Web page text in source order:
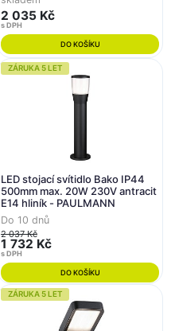
2 035 Kč
s DPH
DO KOŠÍKU
ZÁRUKA 5 LET
LED stojací svítidlo Bako IP44
500mm max. 20W 230V antracit
E14 hliník - PAULMANN
Do 10 dnů
2 037 Kč
1 732 Kč
s DPH
DO KOŠÍKU
ZÁRUKA 5 LET